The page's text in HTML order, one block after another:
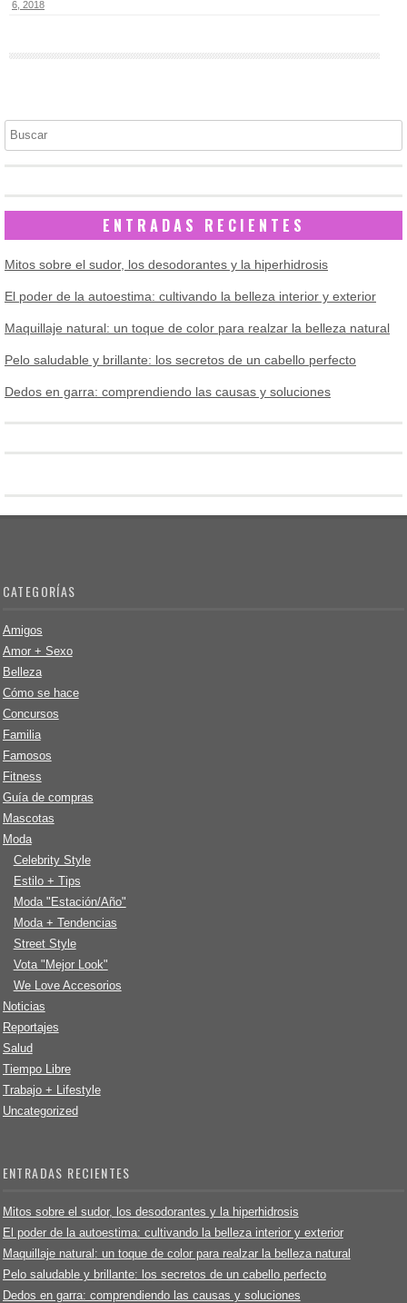
6, 2018
Buscar
ENTRADAS RECIENTES
Mitos sobre el sudor, los desodorantes y la hiperhidrosis
El poder de la autoestima: cultivando la belleza interior y exterior
Maquillaje natural: un toque de color para realzar la belleza natural
Pelo saludable y brillante: los secretos de un cabello perfecto
Dedos en garra: comprendiendo las causas y soluciones
CATEGORÍAS
Amigos
Amor + Sexo
Belleza
Cómo se hace
Concursos
Familia
Famosos
Fitness
Guía de compras
Mascotas
Moda
Celebrity Style
Estilo + Tips
Moda "Estación/Año"
Moda + Tendencias
Street Style
Vota "Mejor Look"
We Love Accesorios
Noticias
Reportajes
Salud
Tiempo Libre
Trabajo + Lifestyle
Uncategorized
ENTRADAS RECIENTES
Mitos sobre el sudor, los desodorantes y la hiperhidrosis
El poder de la autoestima: cultivando la belleza interior y exterior
Maquillaje natural: un toque de color para realzar la belleza natural
Pelo saludable y brillante: los secretos de un cabello perfecto
Dedos en garra: comprendiendo las causas y soluciones